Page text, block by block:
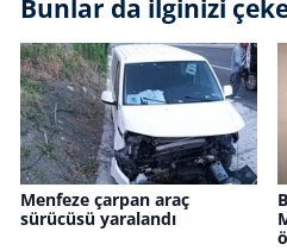
Bunlar da ilginizi
Menfeze çarpan araç
sürücüsü yaralandı